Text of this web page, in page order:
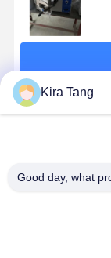
Kira Tang
Good day, what